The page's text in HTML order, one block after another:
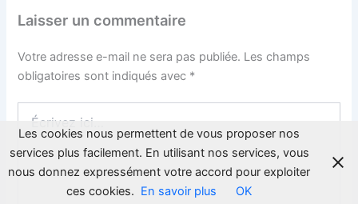
Laisser un commentaire
Votre adresse e-mail ne sera pas publiée. Les champs
obligatoires sont indiqués avec *
ici…
Les cookies nous permettent de vous proposer nos
services plus facilement. En utilisant nos services, vous
nous donnez expressément votre accord pour exploiter
ces cookies. En savoir plus OK